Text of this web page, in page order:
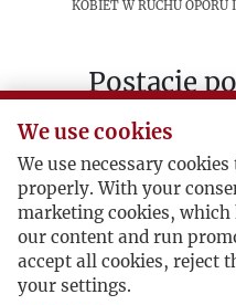
Postacie
Inne:
Rayska
We use cookies
We use necessary
properly. With your
marketing cookies,
our content and run
accept all cookies, reject
your settings.